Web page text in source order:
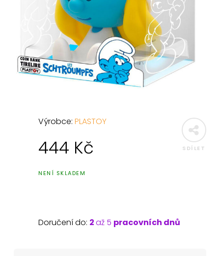
SDÍLET
Výrobce:PLASTOY
444 Kč
NENÍ SKLADEM
Doručení do: 2až 5 pracovních dnů